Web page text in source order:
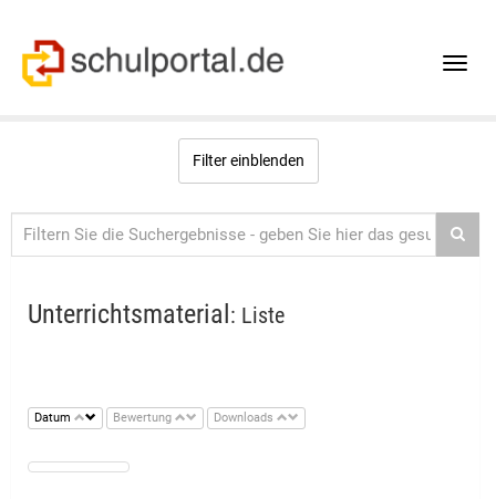
Toggle
Filter einblenden
Unterrichtsmaterial : Liste
Datum Bewertung Downloads